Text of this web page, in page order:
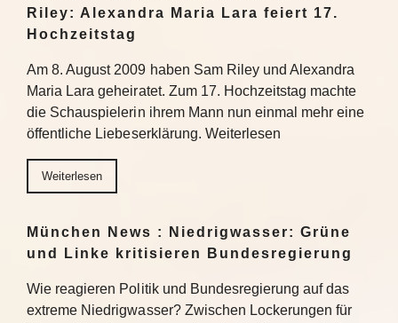
Riley: Alexandra Maria Lara feiert 17.
Hochzeitstag
Am 8. August 2009 haben Sam Riley und Alexandra
Maria Lara geheiratet. Zum 17. Hochzeitstag machte
die Schauspielerin ihrem Mann nun einmal mehr eine
öffentliche Liebeserklärung. Weiterlesen
Weiterlesen
München News : Niedrigwasser: Grüne
und Linke kritisieren Bundesregierung
Wie reagieren Politik und Bundesregierung auf das
extreme Niedrigwasser? Zwischen Lockerungen für